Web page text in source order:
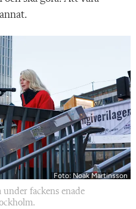
Foto: Noak Martinsson
fackens enade